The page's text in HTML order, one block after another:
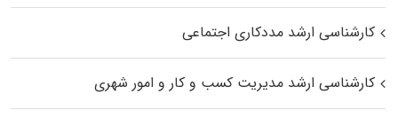
کارشناسی ارشد مددکاری اجتماعی
کارشناسی ارشد مدیریت کسب و کار و امور شهری